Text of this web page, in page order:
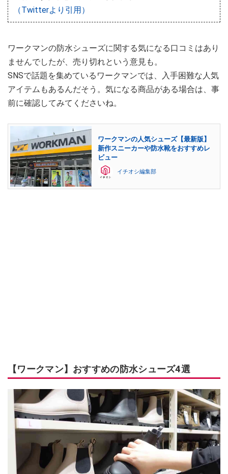
（Twitterより引用）
ワークマンの防水シューズに関する気になる口コミはあり
ませんでしたが、売り切れという意見も。
SNSで話題を集めているワークマンでは、入手困難な人気
アイテムもあるんだそう。気になる商品がある場合は、事
前に確認してみてくださいね。
ワークマンの人気シューズ【最新版】
新作スニーカーや防水靴をおすすめレ
ビュー
イチオシ編集部
【ワークマン】おすすめの防水シューズ4選